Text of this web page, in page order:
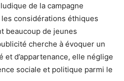
de la campagne
considérations éthiques
beaucoup de jeunes
cherche à évoquer un
et d’appartenance, elle néglige
sociale et politique parmi le